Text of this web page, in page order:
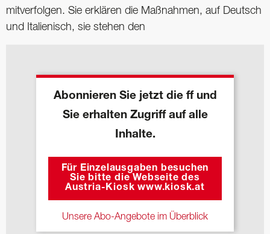
mitverfolgen. Sie erklären die Maßnahmen, auf Deutsch
und Italienisch, sie stehen den
Abonnieren Sie jetzt die ff und
Sie erhalten Zugriff auf alle
Inhalte.
Für Einzelausgaben besuchen
Sie bitte die Webseite des
Austria-Kiosk www.kiosk.at
Unsere Abo-Angebote im Überblick